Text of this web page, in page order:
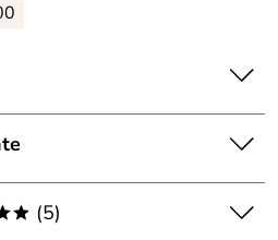
Topcase TC 45
ist das Xplorer Topcase.
oder alu-schwarz zur
(5)